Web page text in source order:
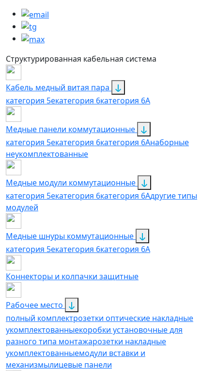
Структурированная кабельная система
Кабель медный витая пара
категория 5eкатегория 6категория 6А
Медные панели коммутационные
категория 5екатегория 6категория 6Aнаборные
неукомплектованные
Медные модули коммутационные
категория 5екатегория 6категория 6Aдругие типы
модулей
Медные шнуры коммутационные
категория 5eкатегория 6категория 6A
Коннекторы и колпачки защитные
Рабочее место
полный комплектрозетки оптические накладные
укомплектованныекоробки установочные для
разного типа монтажарозетки накладные
укомплектованныемодули вставки и
механизмылицевые панели